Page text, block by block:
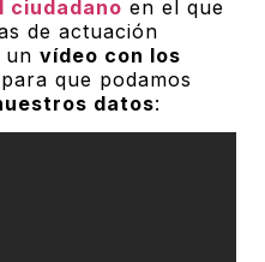
ciudadano en el que
de actuación
unvídeo con los
para que podamos
datos: